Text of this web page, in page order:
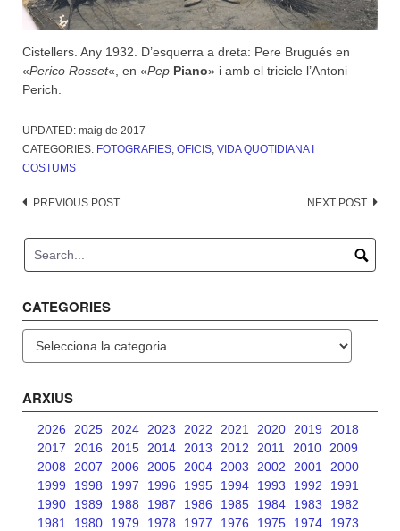
Cistellers. Any 1932. D’esquerra a dreta: Pere Brugués en
«Perico Rosset«, en «Pep Piano» i amb el tricicle l’Antoni
Perich.
UPDATED: maig de 2017
CATEGORIES: FOTOGRAFIES, OFICIS, VIDA QUOTIDIANA I
COSTUMS
Post
PREVIOUS POST NEXT POST
CATEGORIES
ARXIUS
2026 2025 2024 2023 2022 2021 2020 2019
2018
2017
2016 2015 2014 2013 2012 2011 2010
2009
2008
2007 2006 2005 2004 2003 2002 2001
2000
1999
1998 1997 1996 1995 1994 1993 1992
1991
1990
1989 1988 1987 1986 1985 1984 1983
1982
1981
1980 1979 1978 1977 1976 1975 1974
1973